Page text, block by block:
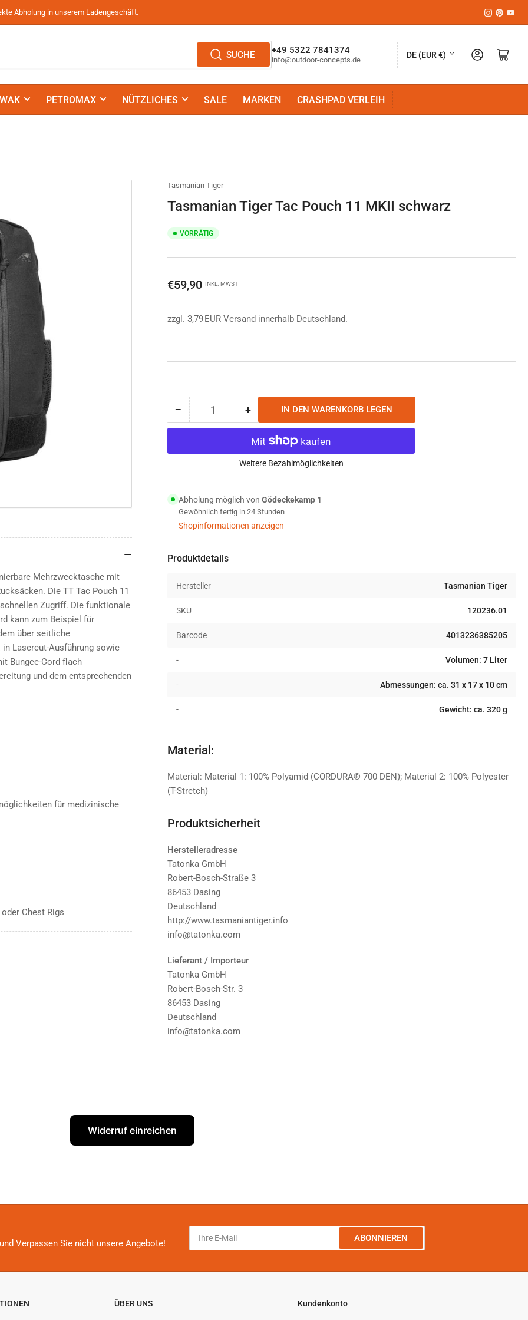
Abholung in unserem Ladengeschäft. Instagram
Pinterest
SUCHE +49 5322 7841374
info@outdoor-concepts.de
L
n
R
o
DE (EUR €) AnmeldenMini-Warenkorb öffnen
PETROMAX NÜTZLICHES SALE MARKEN CRASHPAD VERLEIH
Tasmanian Tiger
Tasmanian Tiger Tac Pouch 11 MKII schwarz
VORRÄTIG
Normaler
€59,90 INKL. MWST
zzgl. 3,79 EUR Versand innerhalb Deutschland.
− Menge
reduzieren
Tasmanian
11
MKII
schwarz
Anzahl +Menge
erhöhen
für
Tasmanian
Tiger
11
MKII
schwarz
IN DEN WARENKORB LEGEN
Weitere Bezahlmöglichkeiten
Abholung möglich von Gödeckekamp 1
Gewöhnlich fertig in 24 Stunden
Shopinformationen anzeigen
Produktdetails
Hersteller Tasmanian Tiger
SKU 120236.01
Barcode 4013236385205
- Volumen: 7 Liter
- Abmessungen: ca. 31 x 17 x 10 cm
- Gewicht: ca. 320 g
Material:
Material: Material 1: 100% Polyamid (CORDURA® 700 DEN); Material 2: 100% Polyester
(T-Stretch)
Produktsicherheit
Herstelleradresse
Tatonka GmbH
Robert-Bosch-Straße 3
86453 Dasing
Deutschland
http://www.tasmaniantiger.info
info@tatonka.com
Lieferant / Importeur
Tatonka GmbH
Robert-Bosch-Str. 3
86453 Dasing
Deutschland
info@tatonka.com
Mehrzwecktasche mit
Die TT Tac Pouch 11
Zugriff. Die funktionale
kann zum Beispiel für
über seitliche
in Lasercut-Ausführung sowie
Bungee-Cord flach
und dem entsprechenden
für medizinische
Chest Rigs
Widerruf einreichen
Verpassen Sie nicht unsere Angebote!
Ihre
Mail
ABONNIEREN
ÜBER UNS Kundenkonto